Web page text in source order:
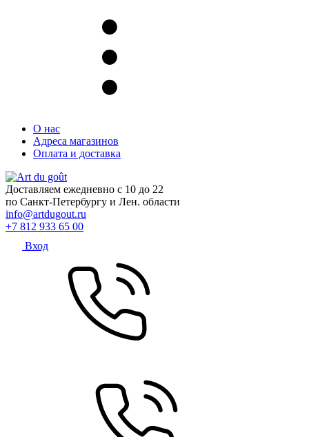
О нас
Адреса магазинов
Оплата и доставка
Доставляем ежедневно с 10 до 22
по Санкт-Петербургу и Лен. области
info@artdugout.ru
+7 812 933 65 00
Вход